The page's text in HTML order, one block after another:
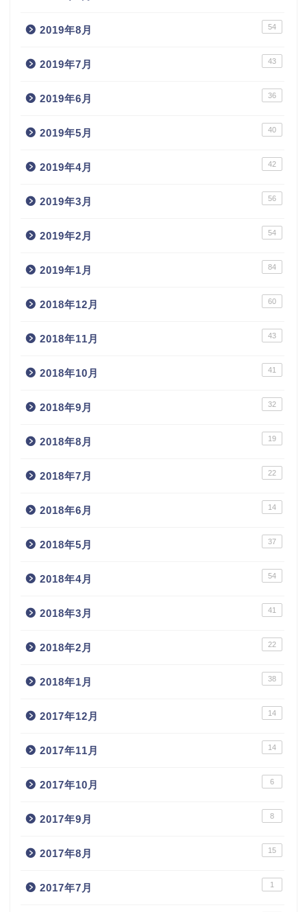
2019年8月 54
2019年7月 43
2019年6月 36
2019年5月 40
2019年4月 42
2019年3月 56
2019年2月 54
2019年1月 84
2018年12月 60
2018年11月 43
2018年10月 41
2018年9月 32
2018年8月 19
2018年7月 22
2018年6月 14
2018年5月 37
2018年4月 54
2018年3月 41
2018年2月 22
2018年1月 38
2017年12月 14
2017年11月 14
2017年10月 6
2017年9月 8
2017年8月 15
2017年7月 1